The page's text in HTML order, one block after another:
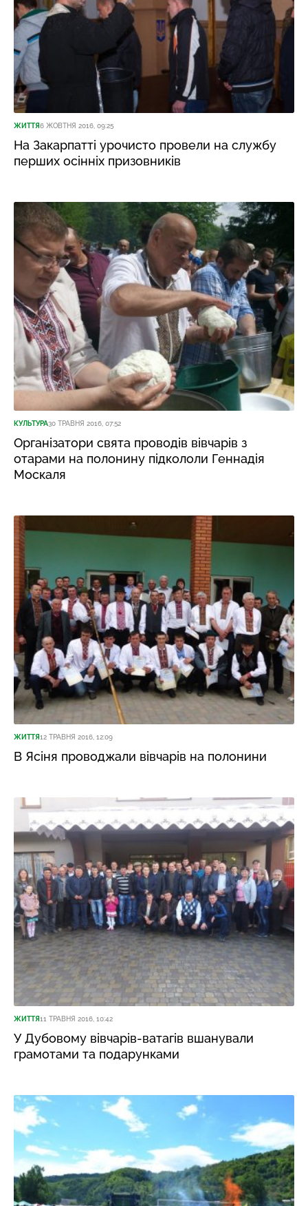
ЖИТТЯ6 ЖОВТНЯ 2016, 09:25
На Закарпатті урочисто провели на службу
перших осінніх призовників
КУЛЬТУРА30 ТРАВНЯ 2016, 07:52
Організатори свята проводів вівчарів з
отарами на полонину підкололи Геннадія
Москаля
ЖИТТЯ12 ТРАВНЯ 2016, 12:09
В Ясіня проводжали вівчарів на полонини
ЖИТТЯ11 ТРАВНЯ 2016, 10:42
У Дубовому вівчарів-ватагів вшанували
грамотами та подарунками